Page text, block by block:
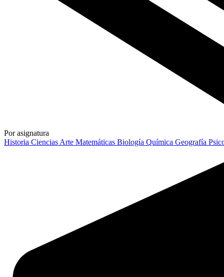
Por asignatura
Historia Ciencias Arte Matemáticas Biología Química Geografía